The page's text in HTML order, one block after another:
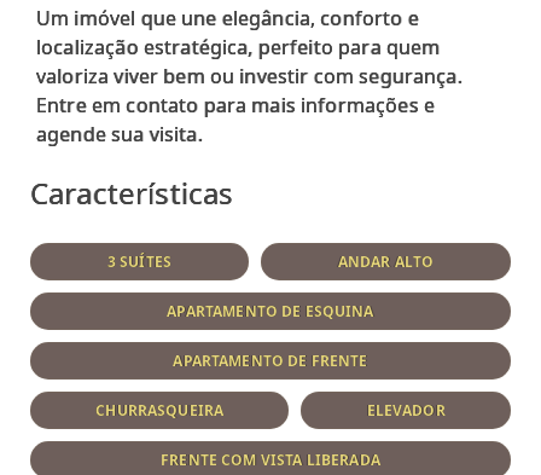
Um imóvel que une elegância, conforto e
localização estratégica, perfeito para quem
valoriza viver bem ou investir com segurança.
Entre em contato para mais informações e
agende sua visita.
Características
3 SUÍTES ANDAR ALTO
APARTAMENTO DE ESQUINA
APARTAMENTO DE FRENTE
CHURRASQUEIRA ELEVADOR
FRENTE COM VISTA LIBERADA